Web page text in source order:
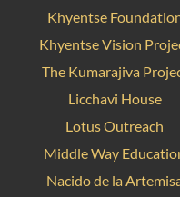
Khyentse
Khyentse Vision
The Kumarajiva
Licchavi House
Lotus Outreach
Middle Way
Nacido de la